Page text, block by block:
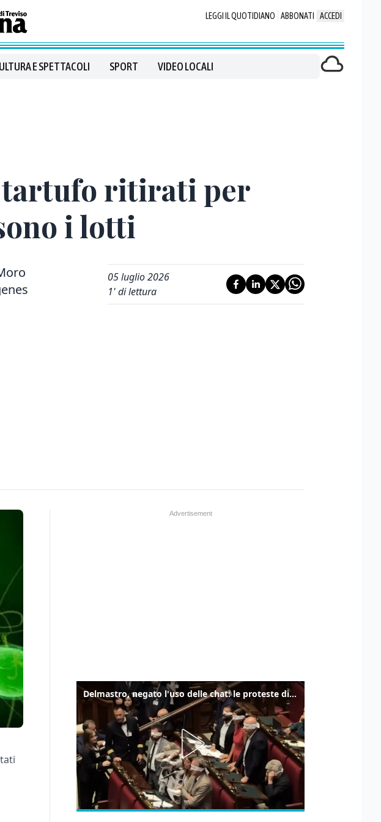
LEGGI IL QUOTIDIANO ABBONATI ACCEDI
E SPETTACOLI SPORT VIDEO LOCALI
tartufo ritirati per
i lotti
05 luglio 2026
1' di lettura
Delmastro, negato l'uso delle chat: le proteste di Avs e M5s